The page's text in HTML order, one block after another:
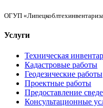
ОГУП
Услуги
Техническая
Кадастровые работы
Геодезические работы
Проектные работы
Предоставление
Консультационные